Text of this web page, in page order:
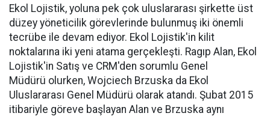
Ekol Lojistik, yoluna pek çok uluslararası şirkette üst
düzey yöneticilik görevlerinde bulunmuş iki önemli
tecrübe ile devam ediyor. Ekol Lojistik'in kilit
noktalarına iki yeni atama gerçekleşti. Ragıp Alan, Ekol
Lojistik'in Satış ve CRM'den sorumlu Genel
Müdürü olurken, Wojciech Brzuska da Ekol
Uluslararası Genel Müdürü olarak atandı. Şubat 2015
itibariyle göreve başlayan Alan ve Brzuska aynı